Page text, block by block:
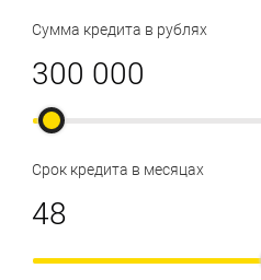
Сумма кредита в рублях
Срок кредита в месяцах